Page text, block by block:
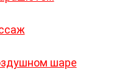
шаре